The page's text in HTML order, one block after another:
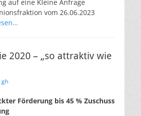
auf eine Kleine Anfrage
vom 26.06.2023
2020 – „so attraktiv wie
gh
Förderung bis 45 % Zuschuss